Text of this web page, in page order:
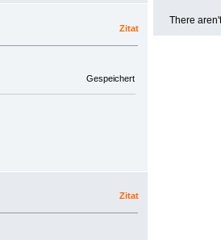
Zitat
Gespeichert
Zitat
There